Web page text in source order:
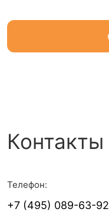
Контакты
Телефон:
+7 (495) 089-63-92